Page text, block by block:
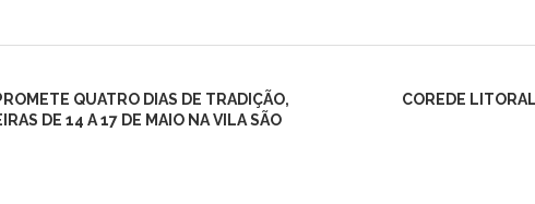
QUATRO DIAS DE TRADIÇÃO,
DE 14 A 17 DE MAIO NA VILA SÃO
COREDE